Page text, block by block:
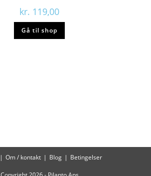
kr. 119,00
Gå til shop
Om / kontakt Blog Betingelser